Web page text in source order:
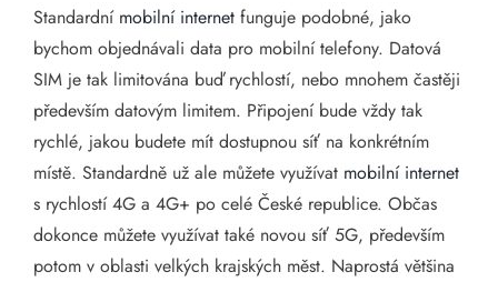
Standardní mobilní internet funguje podobné, jako
bychom objednávali data pro mobilní telefony. Datová
SIM je tak limitována buď rychlostí, nebo mnohem častěji
především datovým limitem. Připojení bude vždy tak
rychlé, jakou budete mít dostupnou síť na konkrétním
místě. Standardně už ale můžete využívat mobilní internet
s rychlostí 4G a 4G+ po celé České republice. Občas
dokonce můžete využívat také novou síť 5G, především
potom v oblasti velkých krajských měst. Naprostá většina